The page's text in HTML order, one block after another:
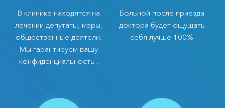
В клинике находятся на
лечении депутаты, мэры,
общественные деятели.
Мы гарантируем вашу
конфиденциальность .
Больной после приезда
доктора будет ощущать
себя лучше 100%